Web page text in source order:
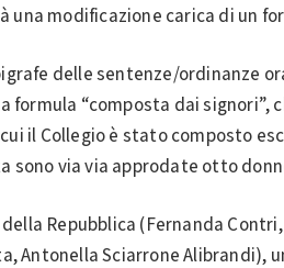
modificazione carica di un
delle sentenze/ordinanze
formula “composta dai signori”,
il Collegio è stato composto
sono via via approdate otto
Repubblica (Fernanda
Antonella Sciarrone Alibrandi),